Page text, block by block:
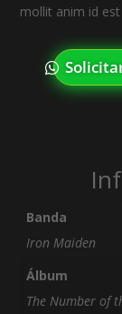
mollit anim id
Banda
Iron Maiden
Álbum
The Number of